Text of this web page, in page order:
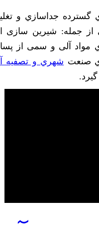
ﺟﺪاﺳﺎزي و ﺗﻐﻠﯿﻆ
ﺟﻤﻠﻪ: ﺷﯿﺮﯾﻦ ﺳﺎزی اب
آﻟﯽ و ﺳﻤﯽ از ﭘﺴﺎب
ﺷﻬﺮي و تصفیه آب